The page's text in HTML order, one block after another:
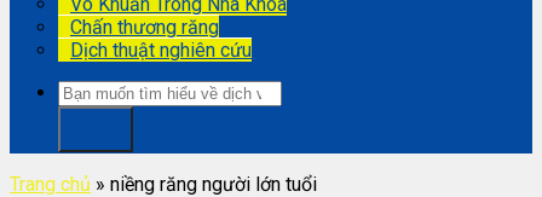
Chấn thương răng
Dịch thuật nghiên cứu
Trang chủ » niềng răng người lớn tuổi